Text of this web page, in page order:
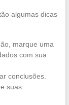
algumas dicas
marque uma
com sua
conclusões.
suas